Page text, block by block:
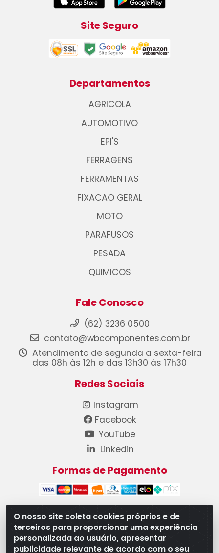
O nosso site coleta cookies próprios e de
terceiros para proporcionar uma experiência
personalizada ao usuário, apresentar
publicidade relevante de acordo com o seu
Site Seguro
Departamentos
AGRICOLA
AUTOMOTIVO
EPI'S
FERRAGENS
FERRAMENTAS
FIXACAO GERAL
MOTO
PARAFUSOS
PESADA
QUIMICOS
Fale Conosco
(62) 3236 0500
contato@wbcomponentes.com.br
Atendimento de segunda a sexta-feira
das 08h às 12h e das 13h30 às 17h30
Redes Sociais
Instagram
Facebook
YouTube
Linkedin
Formas de Pagamento
WB Componentes Automotivos LTDA - CNPJ
08.528.393/0001-12 - Rua do Níquel, 667 - Parque
Oeste Industrial, Goiânia/GO - CEP 74375-660